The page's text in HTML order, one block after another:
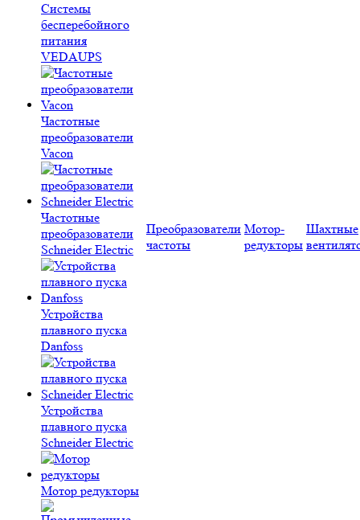
Системы
бесперебойного
питания
VEDAUPS
Частотные
преобразователи
Vacon
Частотные
преобразователи
Schneider Electric
Устройства
плавного пуска
Danfoss
Устройства
плавного пуска
Schneider Electric
Мотор редукторы
Преобразователи
частоты
Мотор-
редукторы
Шахтные